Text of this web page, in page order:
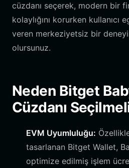
cüzdanı seçerek, modern bir
kolaylığını korurken kullanıcı
veren merkeziyetsiz bir
olursunuz.
Neden Bitget
Cüzdanı
EVM Uyumluluğu:
tasarlanan Bitget Wallet,
optimize edilmiş işlem